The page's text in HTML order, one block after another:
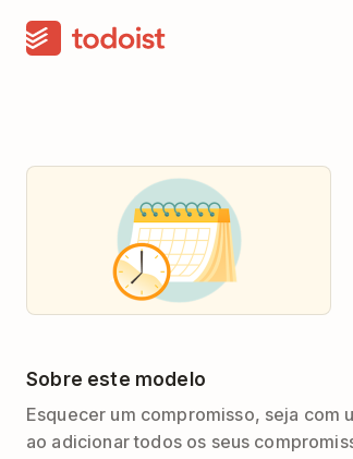
Sobre este modelo
Esquecer um compromisso, seja com
ao adicionar todos os seus